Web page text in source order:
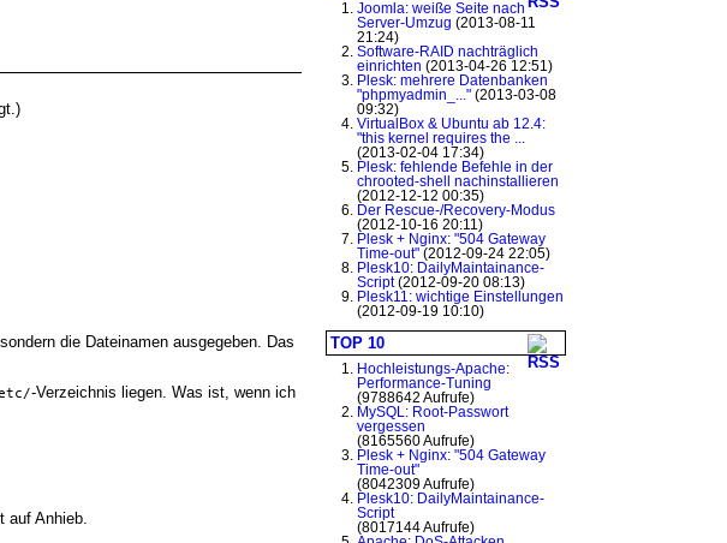
Joomla: weiße Seite nach
Server-Umzug (2013-08-11
21:24)
Software-RAID nachträglich
einrichten (2013-04-26 12:51)
Plesk: mehrere Datenbanken
"phpmyadmin_..."(2013-03-08
09:32)
VirtualBox & Ubuntu ab 12.4:
"this kernel requires the ...
(2013-02-04 17:34)
Plesk: fehlende Befehle in der
chrooted-shell nachinstallieren
(2012-12-12 00:35)
Der Rescue-/Recovery-Modus
(2012-10-16 20:11)
Plesk + Nginx: "504 Gateway
Time-out"(2012-09-24 22:05)
Plesk10: DailyMaintainance-
Script(2012-09-20 08:13)
Plesk11: wichtige Einstellungen
(2012-09-19 10:10)
TOP 10
Hochleistungs-Apache:
Performance-Tuning
(9788642 Aufrufe)
MySQL: Root-Passwort
vergessen
(8165560 Aufrufe)
Plesk + Nginx: "504 Gateway
Time-out"
(8042309 Aufrufe)
Plesk10: DailyMaintainance-
Script
(8017144 Aufrufe)
die Dateinamen ausgegeben. Das
-Verzeichnis liegen. Was ist, wenn ich
Anhieb.